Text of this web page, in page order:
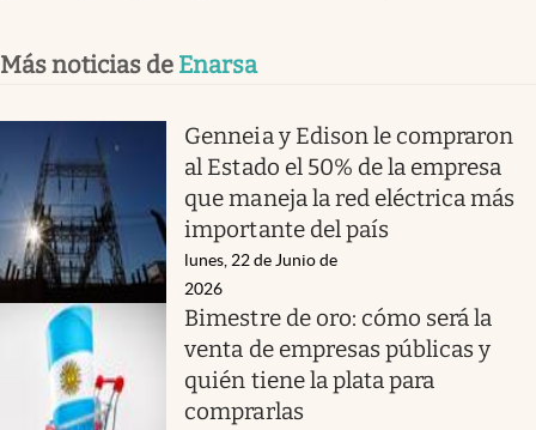
Más noticias de Enarsa
Genneia y Edison le compraron
al Estado el 50% de la empresa
que maneja la red eléctrica más
importante del país
lunes, 22 de Junio de
2026
Bimestre de oro: cómo será la
venta de empresas públicas y
quién tiene la plata para
comprarlas